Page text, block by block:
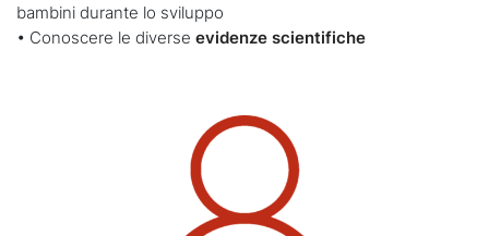
bambini durante lo sviluppo
• Conoscere le diverse evidenze scientifiche